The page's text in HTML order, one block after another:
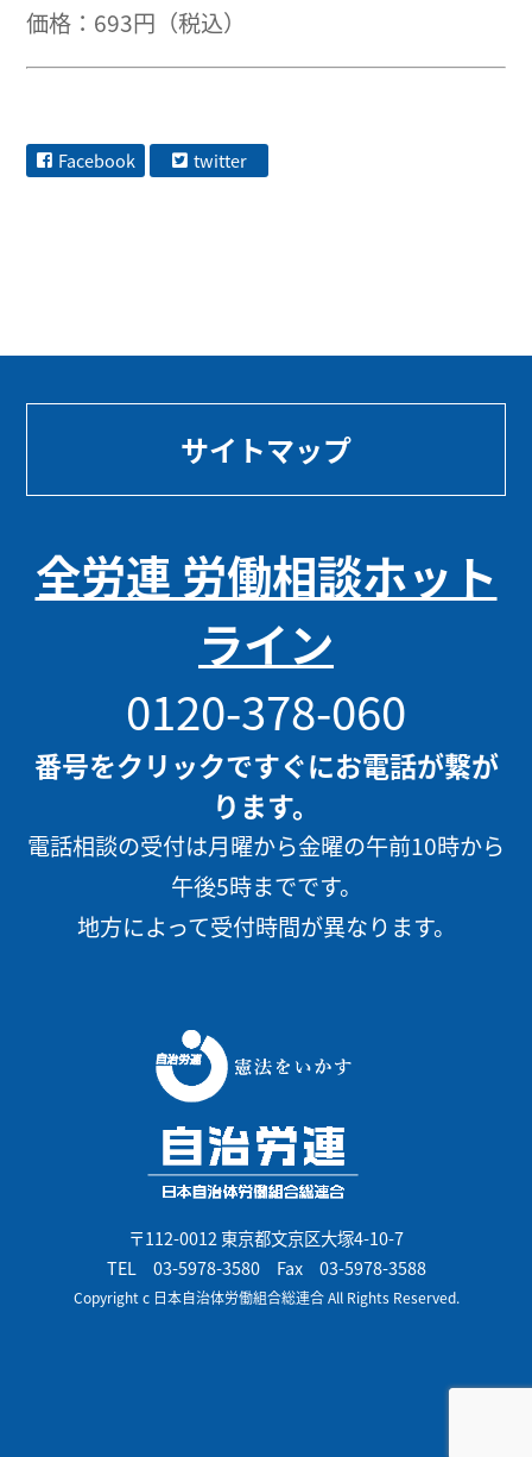
価格：693円（税込）
Facebook twitter
サイトマップ
全労連 労働相談ホット
ライン
0120-378-060
番号をクリックですぐにお電話が繋が
ります。
電話相談の受付は月曜から金曜の午前10時から
午後5時までです。
地方によって受付時間が異なります。
〒112-0012 東京都文京区大塚4-10-7
TEL 03-5978-3580Fax 03-5978-3588
Copyright c 日本自治体労働組合総連合 All Rights Reserved.